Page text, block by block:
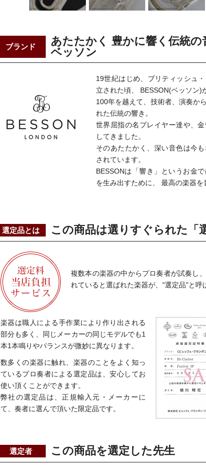
ブランド
あたたかく 豊かに響く伝統の
ベッソン
19世紀はじめ、ブリティッシュ
立された頃、 BESSON(ベッソン)
100年を越えて、技術者、演奏か
れた伝統の響き。
世界屈指の名プレイヤー達や、
してきました。
そのあたたかく、深い音色は今
されています。
BESSONは「響き」というお金
を生み出すために、 最高の楽器を
選定品とは この商品は選りすぐられた「
複数本の楽器の中からプロ奏者が試奏し
れていると選ばれた楽器が、"選定品"と呼
楽器は職人による手作業により作り出される
部分も多く、同じメーカーの同じモデルでも1
本1本鳴りやバランスが微妙に異なります。
数多くの楽器に触れ、楽器のことをよく知っ
ているプロ奏者による選定品は、安心してお
使い頂くことができます。
弊社の選定品は、正規輸入元・メーカーに
て、奏者に選んで頂いた限定品です。
選定者 この商品を選定した先生